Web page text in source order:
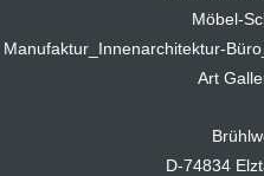
Möbel-
Manufaktur_Innenarchitektur-
Art
D-74834